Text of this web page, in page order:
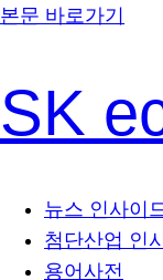
본문 바로가기
SK
뉴스 인사이
첨단산업 인
용어사전